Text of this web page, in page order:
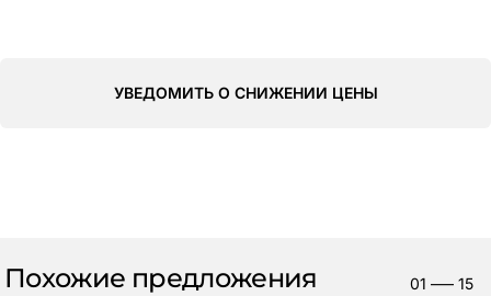
УВЕДОМИТЬ О СНИЖЕНИИ ЦЕНЫ
Похожие предложения 01 —– 15